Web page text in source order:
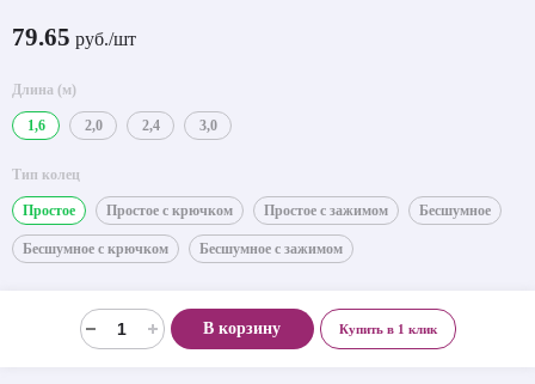
79.65 руб./шт
Длина (м)
1,6 2,0 2,4 3,0
Тип колец
Простое Простое с крючком Простое с зажимом Бесшумное
Бесшумное с крючком Бесшумное с зажимом
В корзину Купить в 1 клик